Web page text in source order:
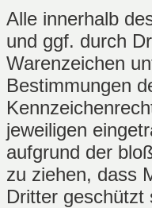
Alle innerhalb
und ggf. durch
Warenzeichen
Bestimmungen
jeweiligen
aufgrund der
zu ziehen, dass
Dritter geschützt